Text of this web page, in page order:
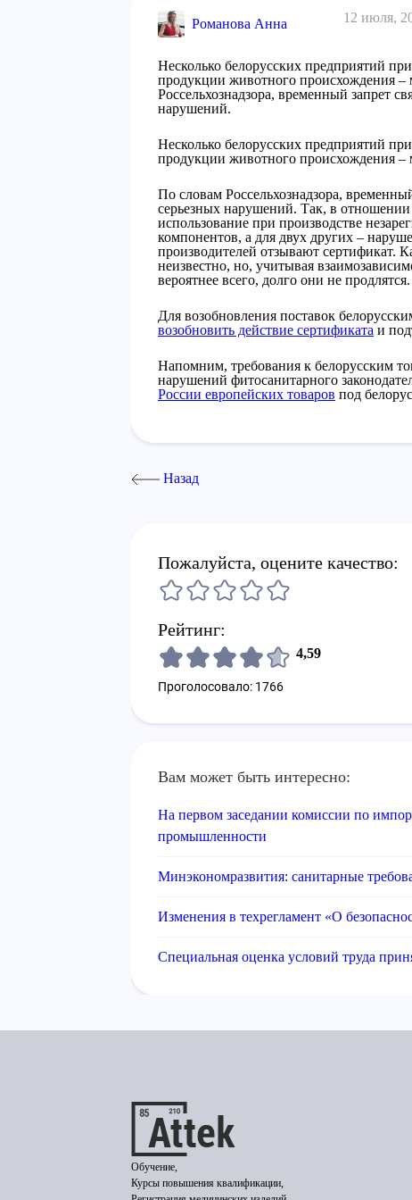
Романова Анна 12 июля,
Несколько белорусских предприятий
продукции животного происхождения
Россельхознадзора, временный запрет
нарушений.
Несколько белорусских предприятий
продукции животного происхождения
По словам Россельхознадзора,
серьезных нарушений. Так, в
использование при производстве
компонентов, а для двух других –
производителей отзывают сертификат.
неизвестно, но, учитывая
вероятнее всего, долго они не продлятся.
Для возобновления поставок
возобновить действие сертификата и
Напомним, требования к белорусским
нарушений фитосанитарного
России европейских товаров под
Назад
Пожалуйста, оцените качество:
Рейтинг:
4,59
Проголосовало: 1766
Вам может быть интересно:
На первом заседании комиссии по
промышленности
Минэкономразвития: санитарные
Изменения в техрегламент «О
Специальная оценка условий труда
Обучение,
Курсы повышения квалификации,